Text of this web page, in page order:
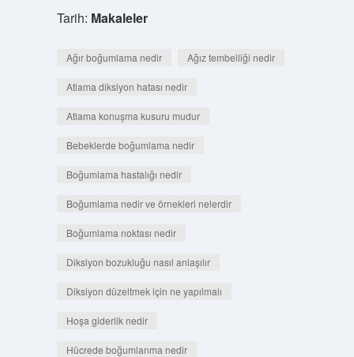
Tarih: Makaleler
Ağır boğumlama nedir Ağız tembelliği nedir
Atlama diksiyon hatası nedir
Atlama konuşma kusuru mudur
Bebeklerde boğumlama nedir
Boğumlama hastalığı nedir
Boğumlama nedir ve örnekleri nelerdir
Boğumlama noktası nedir
Diksiyon bozukluğu nasıl anlaşılır
Diksiyon düzeltmek için ne yapılmalı
Hoşa giderlik nedir
Hücrede boğumlanma nedir